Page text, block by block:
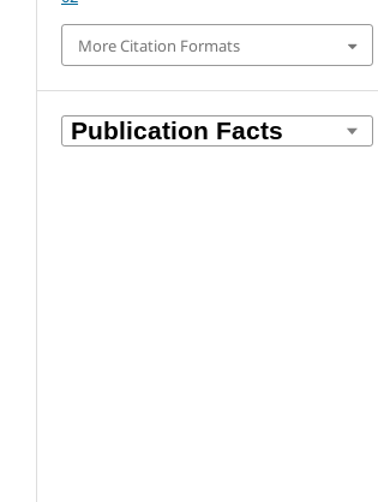
More Citation Formats